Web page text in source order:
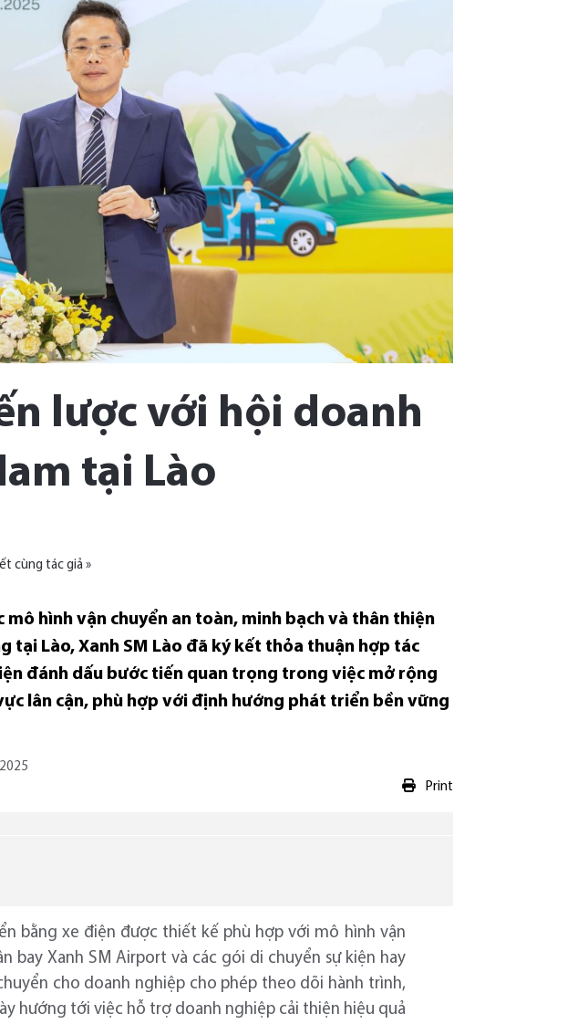
lược với hội doanh
tại Lào
cùng tác giả »
mô hình vận chuyển an toàn, minh bạch và thân thiện
Lào, Xanh SM Lào đã ký kết thỏa thuận hợp tác
đánh dấu bước tiến quan trọng trong việc mở rộng
lân cận, phù hợp với định hướng phát triển bền vững
Print
bằng xe điện được thiết kế phù hợp với mô hình vận
bay Xanh SM Airport và các gói di chuyển sự kiện hay
cho doanh nghiệp cho phép theo dõi hành trình,
hướng tới việc hỗ trợ doanh nghiệp cải thiện hiệu quả